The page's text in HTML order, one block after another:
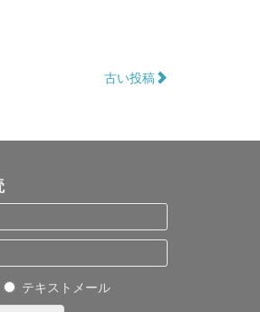
古い投稿
テキストメール